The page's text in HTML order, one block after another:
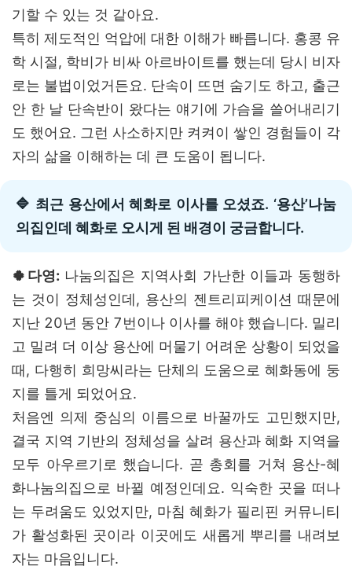
기할 수 있는 것 같아요.
특히 제도적인 억압에 대한 이해가 빠릅니다. 홍콩 유
학 시절, 학비가 비싸 아르바이트를 했는데 당시 비자
로는 불법이었거든요. 단속이 뜨면 숨기도 하고, 출근
안 한 날 단속반이 왔다는 얘기에 가슴을 쓸어내리기
도 했어요. 그런 사소하지만 켜켜이 쌓인 경험들이 각
자의 삶을 이해하는 데 큰 도움이 됩니다.
🔷 최근 용산에서 혜화로 이사를 오셨죠. ‘용산’나눔
의집인데 혜화로 오시게 된 배경이 궁금합니다.
🍀다영:나눔의집은 지역사회 가난한 이들과 동행하
는 것이 정체성인데, 용산의 젠트리피케이션 때문에
지난 20년 동안 7번이나 이사를 해야 했습니다. 밀리
고 밀려 더 이상 용산에 머물기 어려운 상황이 되었을
때, 다행히 희망씨라는 단체의 도움으로 혜화동에 둥
지를 틀게 되었어요.
처음엔 의제 중심의 이름으로 바꿀까도 고민했지만,
결국 지역 기반의 정체성을 살려 용산과 혜화 지역을
모두 아우르기로 했습니다. 곧 총회를 거쳐 용산-혜
화나눔의집으로 바뀔 예정인데요. 익숙한 곳을 떠나
는 두려움도 있었지만, 마침 혜화가 필리핀 커뮤니티
가 활성화된 곳이라 이곳에도 새롭게 뿌리를 내려보
자는 마음입니다.